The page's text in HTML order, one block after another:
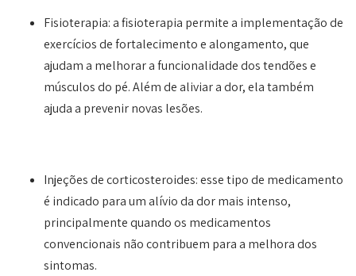
Fisioterapia: a fisioterapia permite a implementação de
exercícios de fortalecimento e alongamento, que
ajudam a melhorar a funcionalidade dos tendões e
músculos do pé. Além de aliviar a dor, ela também
ajuda a prevenir novas lesões.
Injeções de corticosteroides: esse tipo de medicamento
é indicado para um alívio da dor mais intenso,
principalmente quando os medicamentos
convencionais não contribuem para a melhora dos
sintomas.